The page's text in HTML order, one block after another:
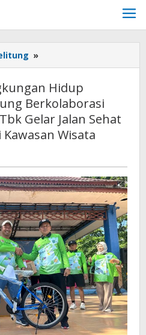
»
Hari
Hidup
Sedunia,
DLH
Belitung
Berkolaborasi
PT
Timah
Tbk
Gelar
Jalan
Sehat
Pungut
Sampah
di
Kawasan
Wisata
Hidup
Berkolaborasi
Gelar Jalan Sehat
Wisata